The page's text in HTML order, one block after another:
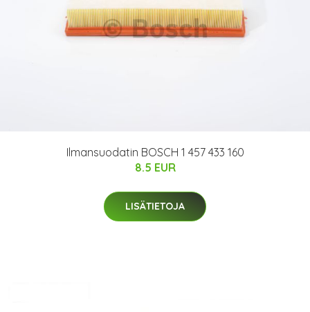
Ilmansuodatin BOSCH 1 457 433 160
8.5 EUR
LISÄTIETOJA